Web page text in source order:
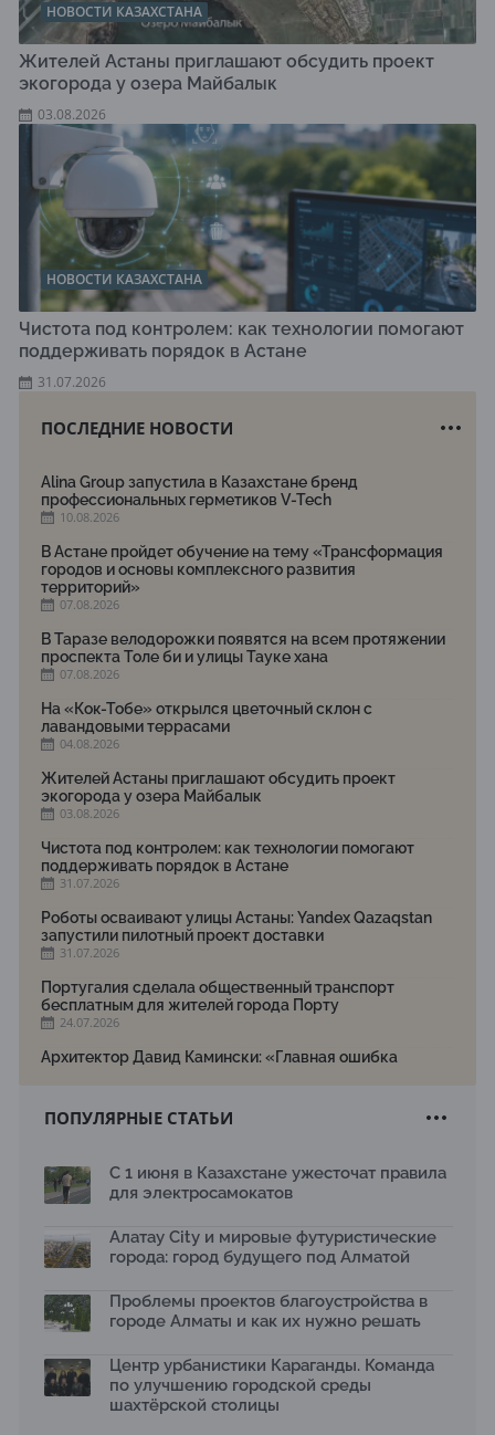
НОВОСТИ КАЗАХСТАНА
Жителей Астаны приглашают обсудить проект
экогорода у озера Майбалык
03.08.2026
НОВОСТИ КАЗАХСТАНА
Чистота под контролем: как технологии помогают
поддерживать порядок в Астане
31.07.2026
ПОСЛЕДНИЕ НОВОСТИ
Alina Group запустила в Казахстане бренд
профессиональных герметиков V-Tech
10.08.2026
В Астане пройдет обучение на тему «Трансформация
городов и основы комплексного развития
территорий»
07.08.2026
В Таразе велодорожки появятся на всем протяжении
проспекта Толе би и улицы Тауке хана
07.08.2026
На «Кок-Тобе» открылся цветочный склон с
лавандовыми террасами
04.08.2026
Жителей Астаны приглашают обсудить проект
экогорода у озера Майбалык
03.08.2026
Чистота под контролем: как технологии помогают
поддерживать порядок в Астане
31.07.2026
Роботы осваивают улицы Астаны: Yandex Qazaqstan
запустили пилотный проект доставки
31.07.2026
Португалия сделала общественный транспорт
бесплатным для жителей города Порту
24.07.2026
Архитектор Давид Камински: «Главная ошибка
Союз строителей Казахстана проведет праздничное
Новый Строительный кодекс: что изменилось для
Бауыржана Байбахтиева
17.07.2026
рободоставки в Астане
15.07.2026
2026 принимает заявки до 31 июля
13.07.2026
ПОПУЛЯРНЫЕ СТАТЬИ
С 1 июня в Казахстане ужесточат правила
для электросамокатов
Алатау City и мировые футуристические
города: город будущего под Алматой
Проблемы проектов благоустройства в
городе Алматы и как их нужно решать
Центр урбанистики Караганды. Команда
по улучшению городской среды
шахтёрской столицы